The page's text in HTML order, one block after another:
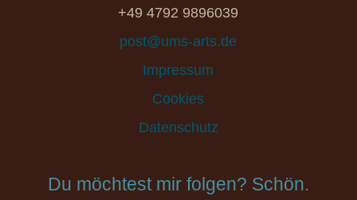
+49 4792 9896039
post@ums-arts.de
Impressum
Cookies
Datenschutz
Du möchtest mir folgen? Schön.